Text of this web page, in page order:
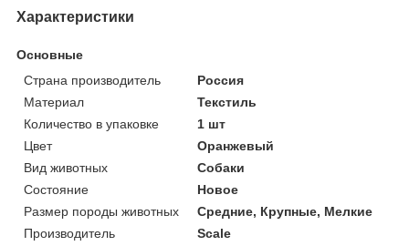
Характеристики
Основные
Страна производитель
Россия
Материал
Текстиль
Количество в упаковке
1 шт
Цвет
Оранжевый
Вид животных
Собаки
Состояние
Новое
Размер породы животных
Средние, Крупные, Мелкие
Производитель
Scale